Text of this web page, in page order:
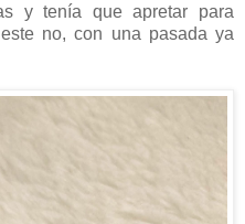
y tenía que apretar para
no, con una pasada ya